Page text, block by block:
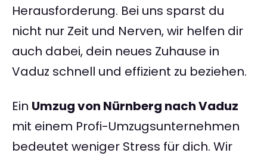
Herausforderung. Bei uns sparst du
nicht nur Zeit und Nerven, wir helfen dir
auch dabei, dein neues Zuhause in
Vaduz schnell und effizient zu beziehen.
Ein Umzug von Nürnberg nach Vaduz
mit einem Profi-Umzugsunternehmen
bedeutet weniger Stress für dich. Wir